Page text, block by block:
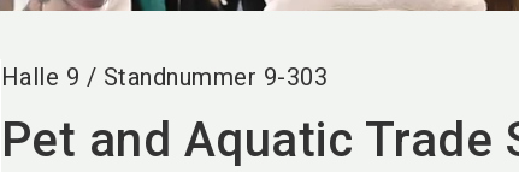
Halle 9 / Standnummer 9-303
Pet and Aquatic Trade